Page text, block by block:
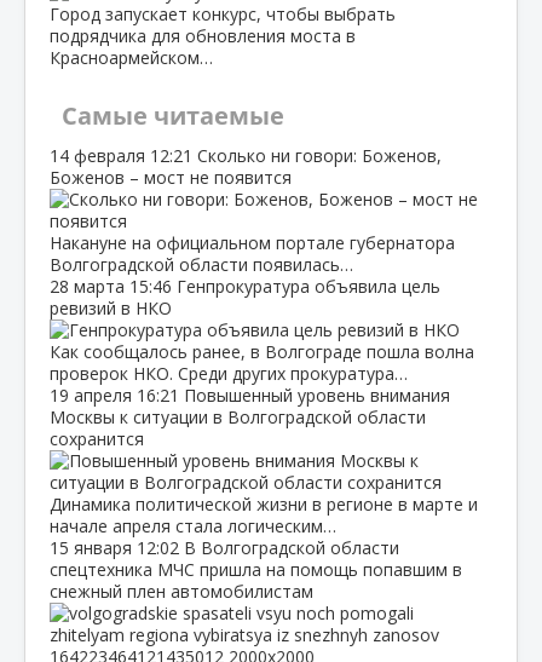
Город запускает конкурс, чтобы выбрать
подрядчика для обновления моста в
Красноармейском…
Самые читаемые
14 февраля 12:21 Сколько ни говори: Боженов,
Боженов – мост не появится
Накануне на официальном портале губернатора
Волгоградской области появилась…
28 марта 15:46 Генпрокуратура объявила цель
ревизий в НКО
Как сообщалось ранее, в Волгограде пошла волна
проверок НКО. Среди других прокуратура…
19 апреля 16:21 Повышенный уровень внимания
Москвы к ситуации в Волгоградской области
сохранится
Динамика политической жизни в регионе в марте и
начале апреля стала логическим…
15 января 12:02 В Волгоградской области
спецтехника МЧС пришла на помощь попавшим в
снежный плен автомобилистам